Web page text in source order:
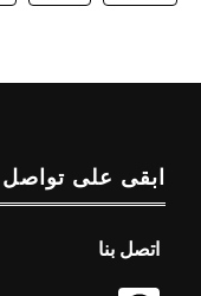
ابقى على تواصل
اتصل بنا